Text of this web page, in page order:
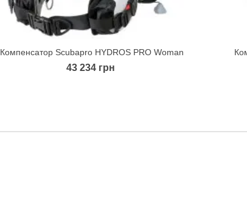
Quick view
Компенсатор Scubapro HYDROS PRO Woman
43 234 грн